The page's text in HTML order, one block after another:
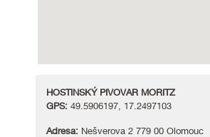
HOSTINSKÝ PIVOVAR MORITZ
GPS: 49.5906197, 17.2497103
Adresa: Nešverova 2 779 00 Olomouc